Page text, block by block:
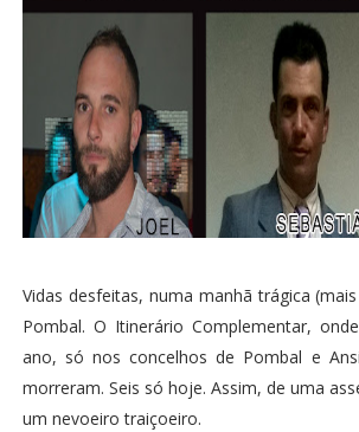
Vidas desfeitas, numa manhã trágica
Pombal. O Itinerário Complementar,
ano, só nos concelhos de Pombal e
morreram. Seis só hoje. Assim, de uma
um nevoeiro traiçoeiro.